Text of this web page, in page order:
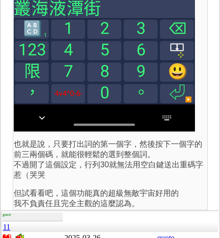
也就是說，只要打出詞的第一個字，然後按下一個字的
前三兩個碼，就能很輕鬆的選到整個詞。
不過開了這個設定，行列30就無法用空白鍵送出重碼字
惹（哭哭
但試看看吧，這個功能真的超級無敵宇宙好用的
我不負責任且完全主觀的這麼認為。
guest
11